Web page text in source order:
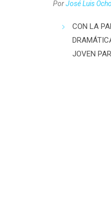
PorJosé Luis
CON LA
JOVEN